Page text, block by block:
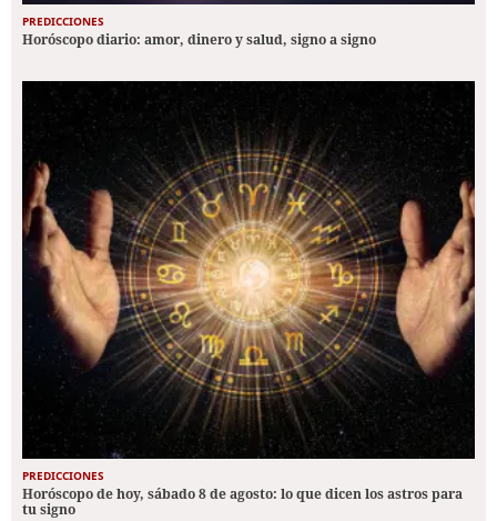
PREDICCIONES
Horóscopo diario: amor, dinero y salud, signo a signo
PREDICCIONES
Horóscopo de hoy, sábado 8 de agosto: lo que dicen los astros para
tu signo